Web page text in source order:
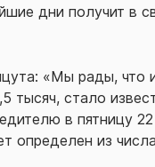
дни получит в
«Мы рады, что
тысяч, стало
в пятницу
из